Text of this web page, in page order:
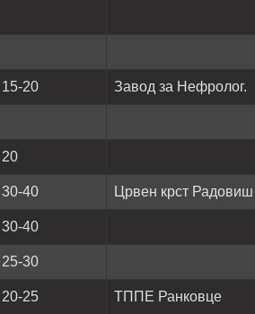
15-20 Завод за Нефролог.
20
30-40 Црвен крст Радовиш
30-40
25-30
20-25 ТППЕ Ранковце